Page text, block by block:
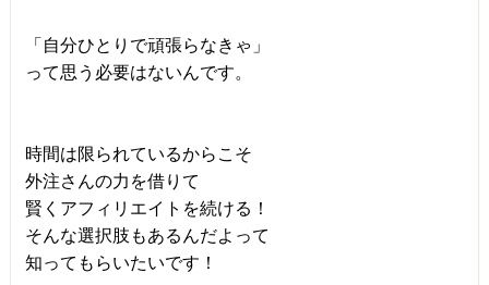
「自分ひとりで頑張らなきゃ」
って思う必要はないんです。
時間は限られているからこそ
外注さんの力を借りて
賢くアフィリエイトを続ける！
そんな選択肢もあるんだよって
知ってもらいたいです！